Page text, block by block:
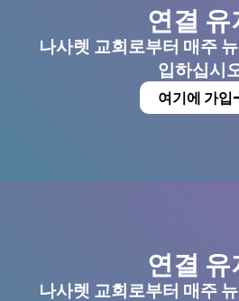
연결 유
나사렛 교회로부터 매주
입하십시
여기에 가입
연결 유
나사렛 교회로부터 매주